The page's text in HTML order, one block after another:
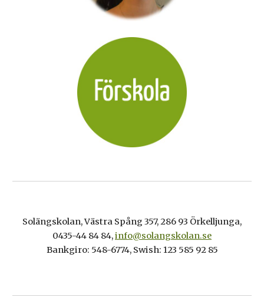
Solängskolan, Västra Spång 357, 286 93 Örkelljunga,
0435-44 84 84,info@solangskolan.se
Bankgiro: 548-6774, Swish: 123 585 92 85